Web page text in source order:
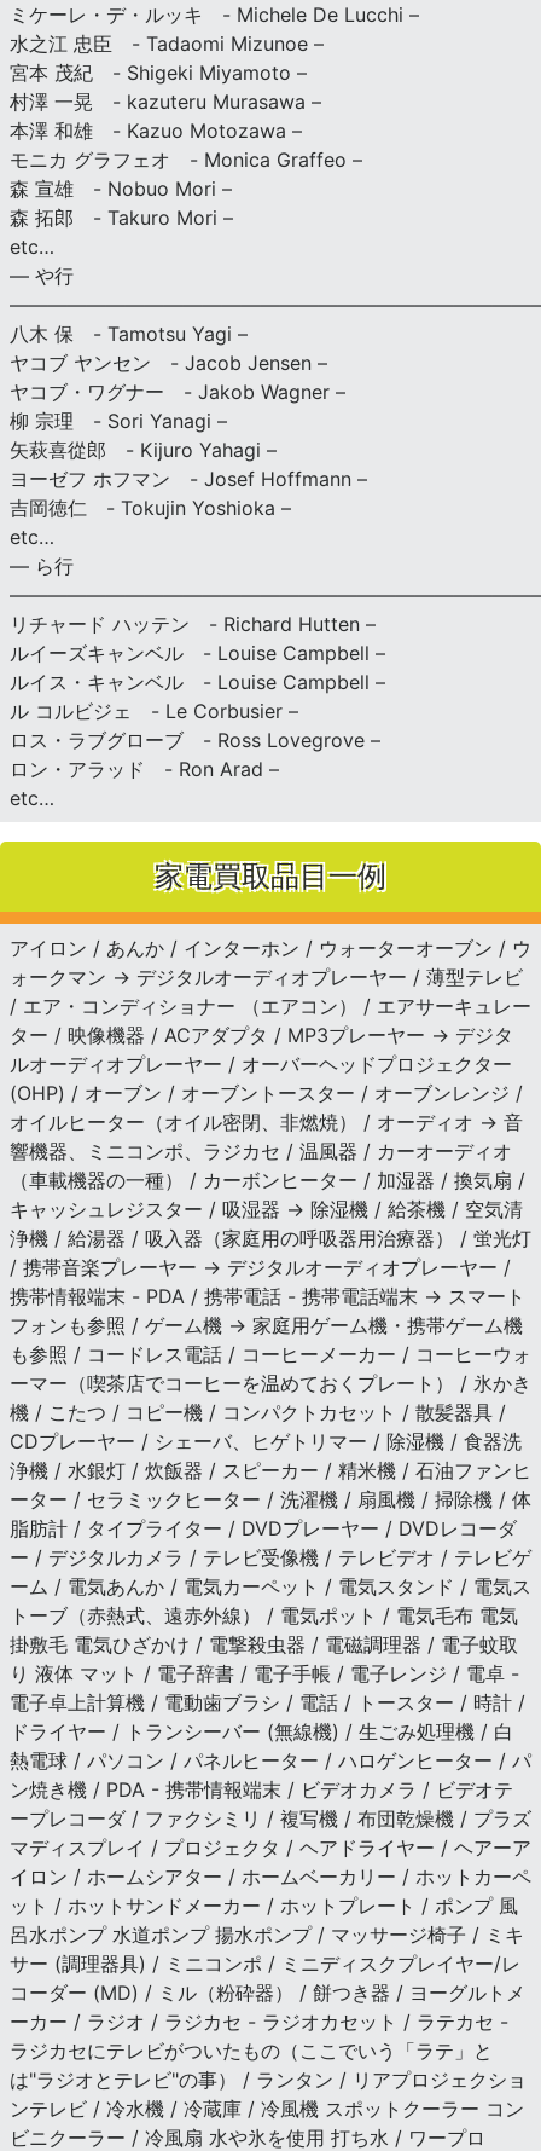
ミケーレ・デ・ルッキ - Michele De Lucchi –
水之江 忠臣 - Tadaomi Mizunoe –
宮本 茂紀 - Shigeki Miyamoto –
村澤 一晃 - kazuteru Murasawa –
本澤 和雄 - Kazuo Motozawa –
モニカ グラフェオ - Monica Graffeo –
森 宣雄 - Nobuo Mori –
森 拓郎 - Takuro Mori –
etc…
— や行
八木 保 - Tamotsu Yagi –
ヤコブ ヤンセン - Jacob Jensen –
ヤコブ・ワグナー - Jakob Wagner –
柳 宗理 - Sori Yanagi –
矢萩喜從郎 - Kijuro Yahagi –
ヨーゼフ ホフマン - Josef Hoffmann –
吉岡徳仁 - Tokujin Yoshioka –
etc…
— ら行
リチャード ハッテン - Richard Hutten –
ルイーズキャンベル - Louise Campbell –
ルイス・キャンベル - Louise Campbell –
ル コルビジェ - Le Corbusier –
ロス・ラブグローブ - Ross Lovegrove –
ロン・アラッド - Ron Arad –
etc…
家電買取品目一例
アイロン / あんか / インターホン / ウォーターオーブン / ウ
ォークマン → デジタルオーディオプレーヤー / 薄型テレビ
/ エア・コンディショナー （エアコン） / エアサーキュレー
ター / 映像機器 / ACアダプタ / MP3プレーヤー → デジタ
ルオーディオプレーヤー / オーバーヘッドプロジェクター
(OHP) / オーブン / オーブントースター / オーブンレンジ /
オイルヒーター（オイル密閉、非燃焼） / オーディオ → 音
響機器、ミニコンポ、ラジカセ / 温風器 / カーオーディオ
（車載機器の一種） / カーボンヒーター / 加湿器 / 換気扇 /
キャッシュレジスター / 吸湿器 → 除湿機 / 給茶機 / 空気清
浄機 / 給湯器 / 吸入器（家庭用の呼吸器用治療器） / 蛍光灯
/ 携帯音楽プレーヤー → デジタルオーディオプレーヤー /
携帯情報端末 - PDA / 携帯電話 - 携帯電話端末 → スマート
フォンも参照 / ゲーム機 → 家庭用ゲーム機・携帯ゲーム機
も参照 / コードレス電話 / コーヒーメーカー / コーヒーウォ
ーマー（喫茶店でコーヒーを温めておくプレート） / 氷かき
機 / こたつ / コピー機 / コンパクトカセット / 散髪器具 /
CDプレーヤー / シェーバ、ヒゲトリマー / 除湿機 / 食器洗
浄機 / 水銀灯 / 炊飯器 / スピーカー / 精米機 / 石油ファンヒ
ーター / セラミックヒーター / 洗濯機 / 扇風機 / 掃除機 / 体
脂肪計 / タイプライター / DVDプレーヤー / DVDレコーダ
ー / デジタルカメラ / テレビ受像機 / テレビデオ / テレビゲ
ーム / 電気あんか / 電気カーペット / 電気スタンド / 電気ス
トーブ（赤熱式、遠赤外線） / 電気ポット / 電気毛布 電気
掛敷毛 電気ひざかけ / 電撃殺虫器 / 電磁調理器 / 電子蚊取
り 液体 マット / 電子辞書 / 電子手帳 / 電子レンジ / 電卓 -
電子卓上計算機 / 電動歯ブラシ / 電話 / トースター / 時計 /
ドライヤー / トランシーバー (無線機) / 生ごみ処理機 / 白
熱電球 / パソコン / パネルヒーター / ハロゲンヒーター / パ
ン焼き機 / PDA - 携帯情報端末 / ビデオカメラ / ビデオテ
ープレコーダ / ファクシミリ / 複写機 / 布団乾燥機 / プラズ
マディスプレイ / プロジェクタ / ヘアドライヤー / ヘアーア
イロン / ホームシアター / ホームベーカリー / ホットカーペ
ット / ホットサンドメーカー / ホットプレート / ポンプ 風
呂水ポンプ 水道ポンプ 揚水ポンプ / マッサージ椅子 / ミキ
サー (調理器具) / ミニコンポ / ミニディスクプレイヤー/レ
コーダー (MD) / ミル（粉砕器） / 餅つき器 / ヨーグルトメ
ーカー / ラジオ / ラジカセ - ラジオカセット / ラテカセ -
ラジカセにテレビがついたもの（ここでいう「ラテ」と
は"ラジオとテレビ"の事） / ランタン / リアプロジェクショ
ンテレビ / 冷水機 / 冷蔵庫 / 冷風機 スポットクーラー コン
ビニクーラー / 冷風扇 水や氷を使用 打ち水 / ワープロ